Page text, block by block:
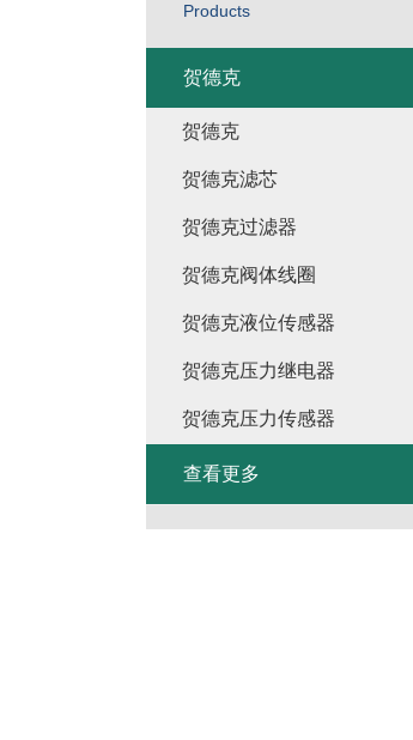
Products
贺德克
贺德克
贺德克滤芯
贺德克过滤器
贺德克阀体线圈
贺德克液位传感器
贺德克压力继电器
贺德克压力传感器
查看更多